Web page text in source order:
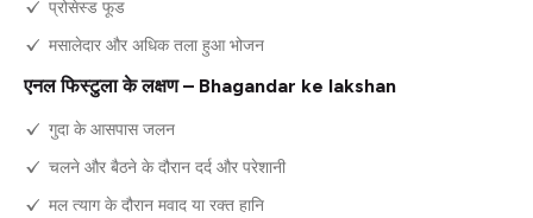
प्रोसेस्ड फूड
मसालेदार और अधिक तला हुआ भोजन
एनल फिस्टुला के लक्षण – Bhagandar ke lakshan
गुदा के आसपास जलन
चलने और बैठने के दौरान दर्द और परेशानी
मल त्याग के दौरान मवाद या रक्त हानि